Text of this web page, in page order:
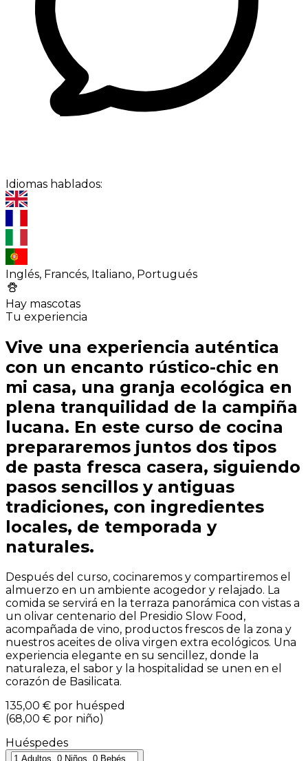
Idiomas hablados:
Inglés, Francés, Italiano, Portugués
Hay mascotas
Tu experiencia
Vive una experiencia auténtica
con un encanto rústico-chic en
mi casa, una granja ecológica en
plena tranquilidad de la campiña
lucana. En este curso de cocina
prepararemos juntos dos tipos
de pasta fresca casera, siguiendo
pasos sencillos y antiguas
tradiciones, con ingredientes
locales, de temporada y
naturales.
Después del curso, cocinaremos y compartiremos el
almuerzo en un ambiente acogedor y relajado. La
comida se servirá en la terraza panorámica con vistas a
un olivar centenario del Presidio Slow Food,
acompañada de vino, productos frescos de la zona y
nuestros aceites de oliva virgen extra ecológicos. Una
experiencia elegante en su sencillez, donde la
naturaleza, el sabor y la hospitalidad se unen en el
corazón de Basilicata.
135,00 € por huésped
(68,00 € por niño)
Huéspedes